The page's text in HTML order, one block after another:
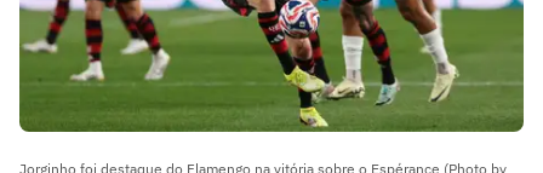
Jorginho foi destaque do Flamengo na vitória sobre o Espérance (Photo by